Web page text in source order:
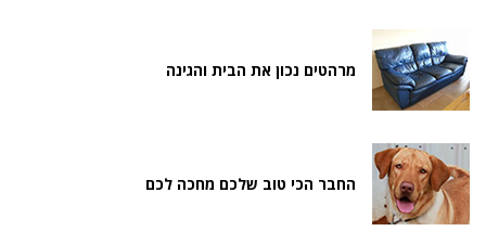
מרהטים נכון את הבית והגינה
החבר הכי טוב שלכם מחכה לכם